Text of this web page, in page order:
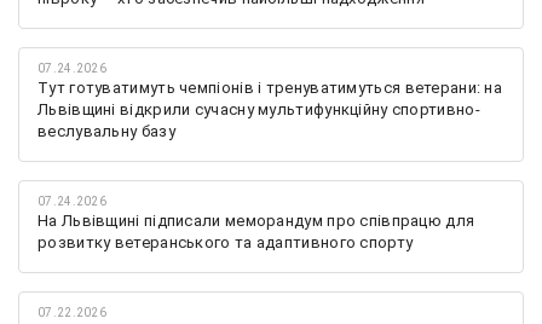
07.24.2026
Тут готуватимуть чемпіонів і тренуватимуться ветерани: на
Львівщині відкрили сучасну мультифункційну спортивно-
веслувальну базу
07.24.2026
На Львівщині підписали меморандум про співпрацю для
розвитку ветеранського та адаптивного спорту
07.22.2026